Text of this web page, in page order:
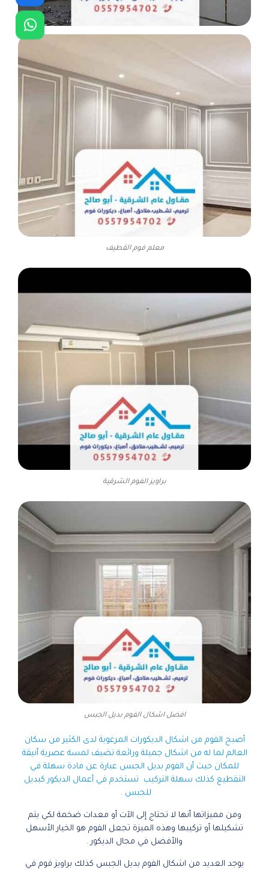
معلم فوم القطيف
براويز الفوم الشرقية
افضل اشكال الفوم بديل الجبس
أصبح الفوم من اشكال الديكورات المرغوبة لدى الكثير من سكان
العالم لما له من اشكال جميلة ورائعة تضيف لمسة عصرية أنيقة
للمكان حيث أن الفوم بديل الجبس عبارة عن مادة سهلة في
التقطيع كذلك سهلة التركيب تستخدم في أعمال الديكور كبديل
للجبس .
ومن مميزاتها أنها لا تحتاج إلى الآت أو معدات ضخمة لكي يتم
تشكيلها أو تركيبها وهذه الميزة تجعل الفوم هو الخيار الأسهل
والأفضل في مجال الديكور .
يوجد العديد من اشكال الفوم بديل الجبس كذلك براويز فوم في